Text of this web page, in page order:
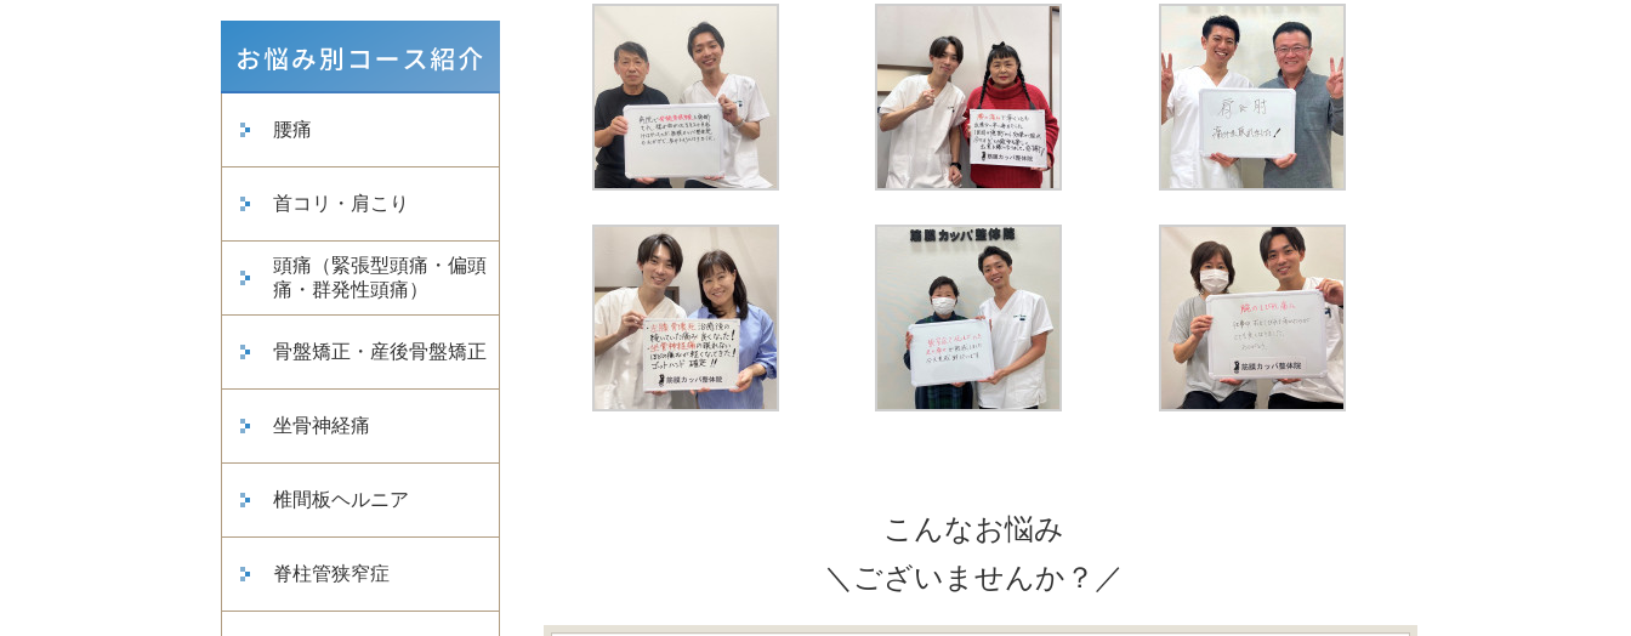
腰痛
首コリ・肩こり
頭痛（緊張型頭痛・偏頭
痛・群発性頭痛）
骨盤矯正・産後骨盤矯正
坐骨神経痛
椎間板ヘルニア
脊柱管狭窄症
こんなお悩み
＼ございませんか？／